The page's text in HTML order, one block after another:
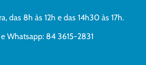
das 8h às 12h e das 14h30 às 17h.
Whatsapp: 84 3615-2831